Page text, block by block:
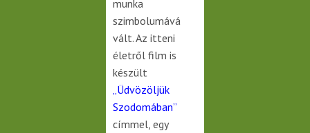
munka
szimbolumává
vált. Az itteni
életről film is
készült
Üdvözöljük
Szodomában”
címmel, egy